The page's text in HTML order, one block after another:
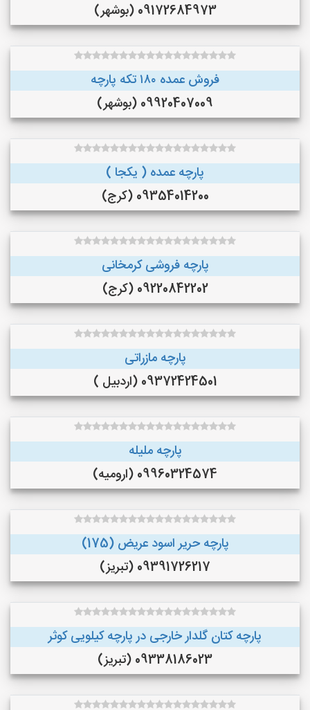
09172684973 (بوشهر)
فروش عمده ۱۸۰ تکه پارچه
09920407009 (بوشهر)
پارچه عمده ( یکجا )
09354014200 (کرج)
پارچه فروشی کرمخانی
09220842202 (کرج)
پارچه مازراتی
09372424501 (اردبیل )
پارچه ملیله
09960324574 (ارومیه)
پارچه حریر اسود عریض (175)
09391726217 (تبریز)
پارچه کتان گلدار خارجی در پارچه کیلویی کوثر
09338186023 (تبریز)